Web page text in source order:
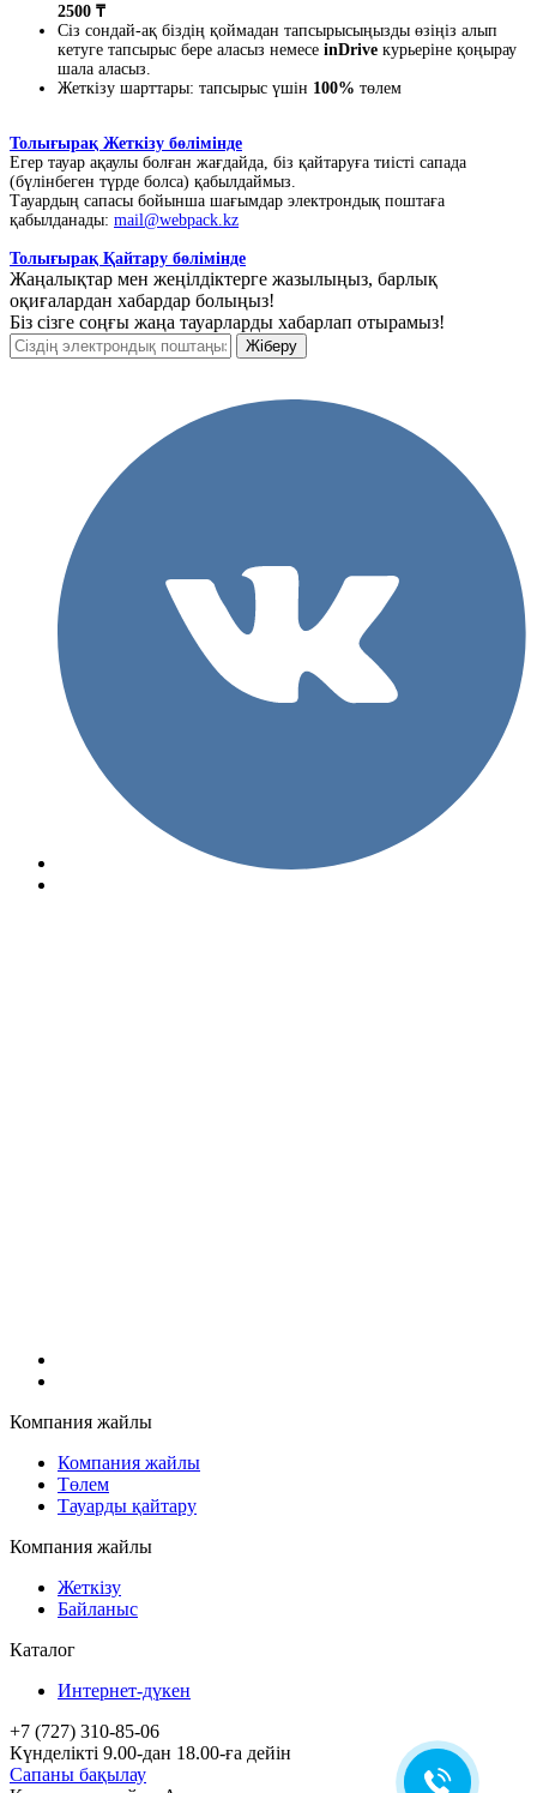
2500 ₸
Сіз сондай-ақ біздің қоймадан тапсырысыңызды өзіңіз алып
кетуге тапсырыс бере аласыз немесе inDrive курьеріне қоңырау
шала аласыз.
Жеткізу шарттары: тапсырыс үшін 100% төлем
Толығырақ Жеткізу бөлімінде
Егер тауар ақаулы болған жағдайда, біз қайтаруға тиісті сапада
(бүлінбеген түрде болса) қабылдаймыз.
Тауардың сапасы бойынша шағымдар электрондық поштаға
қабылданады: mail@webpack.kz
Толығырақ Қайтару бөлімінде
Жаңалықтар мен жеңілдіктерге жазылыңыз, барлық
оқиғалардан хабардар болыңыз!
Біз сізге соңғы жаңа тауарларды хабарлап отырамыз!
Компания жайлы
Компания жайлы
Төлем
Тауарды қайтару
Компания жайлы
Жеткізу
Байланыс
Каталог
Интернет-дүкен
+7 (727) 310-85-06
Күнделікті 9.00-дан 18.00-ға дейін
Сапаны бақылау